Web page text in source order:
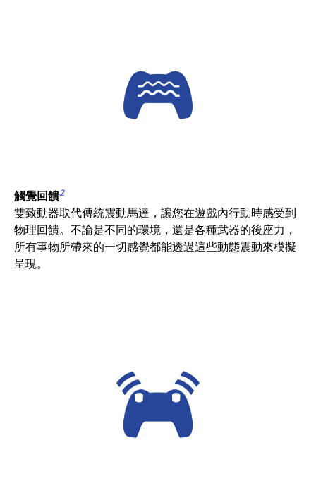
觸覺回饋2
雙致動器取代傳統震動馬達，讓您在遊戲內行動時感受到
物理回饋。不論是不同的環境，還是各種武器的後座力，
所有事物所帶來的一切感覺都能透過這些動態震動來模擬
呈現。